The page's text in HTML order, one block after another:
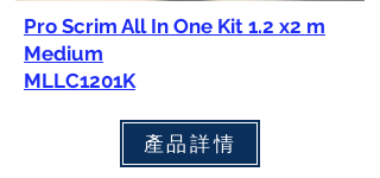
Pro Scrim All In One Kit 1.2 x2 m
Medium
MLLC1201K
產品詳情